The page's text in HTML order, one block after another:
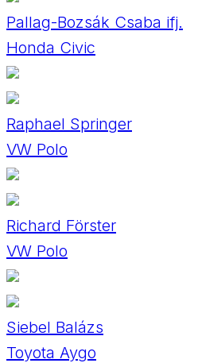
Pallag-Bozsák Csaba ifj.
Honda Civic
Raphael Springer
VW Polo
Richard Förster
VW Polo
Siebel Balázs
Toyota Aygo